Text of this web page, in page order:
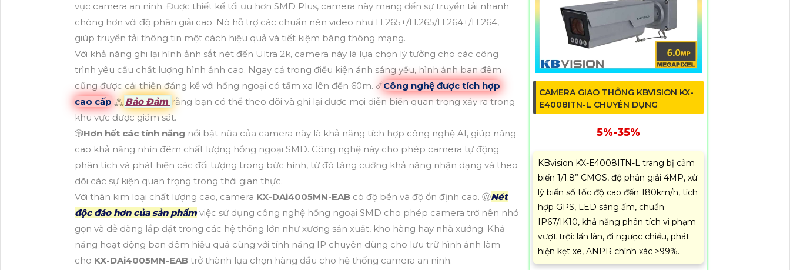
vực camera an ninh. Được thiết kế tối ưu hơn SMD Plus, camera này mang đến sự truyền tải nhanh
chóng hơn với độ phân giải cao. Nó hỗ trợ các chuẩn nén video như H.265+/H.265/H.264+/H.264,
giúp truyền tải thông tin một cách hiệu quả và tiết kiệm băng thông mạng.
Với khả năng ghi lại hình ảnh sắt nét đến Ultra 2k, camera này là lựa chọn lý tưởng cho các công
trình yêu cầu chất lượng hình ảnh cao. Ngay cả trong điều kiện ánh sáng yếu, hình ảnh ban đêm
cũng được cải thiện đáng kể với hồng ngoại có tầm xa lên đến 60m. ☄️Công nghệ được tích hợp
cao cấp ⁂Bảo Đảm rằng bạn có thể theo dõi và ghi lại được mọi diễn biến quan trọng xảy ra trong
khu vực được giám sát.
🎲Hơn hết các tính năng nổi bật nữa của camera này là khả năng tích hợp công nghệ AI, giúp nâng
cao khả năng nhìn đêm chất lượng hồng ngoại SMD. Công nghệ này cho phép camera tự động
phân tích và phát hiện các đối tượng trong bức hình, từ đó tăng cường khả năng nhận dạng và theo
dõi các sự kiện quan trọng trong thời gian thực.
Với thân kim loại chất lượng cao, camera KX-DAi4005MN-EAB có độ bền và độ ổn định cao. ⓌNét
độc đáo hơn của sản phẩm việc sử dụng công nghệ hồng ngoại SMD cho phép camera trở nên nhỏ
gọn và dễ dàng lắp đặt trong các hệ thống lớn như xưởng sản xuất, kho hàng hay nhà xưởng. Khả
năng hoạt động ban đêm hiệu quả cùng với tính năng IP chuyên dùng cho lưu trữ hình ảnh làm
cho KX-DAi4005MN-EAB trở thành lựa chọn hàng đầu cho hệ thống camera an ninh.
CAMERA GIAO THÔNG KBVISION KX-
E4008ITN-L CHUYÊN DỤNG
5%-35%
KBvision KX-E4008ITN-L trang bị cảm
biến 1/1.8” CMOS, độ phân giải 4MP, xử
lý biển số tốc độ cao đến 180km/h, tích
hợp GPS, LED sáng ấm, chuẩn
IP67/IK10, khả năng phân tích vi phạm
vượt trội: lấn làn, đi ngược chiều, phát
hiện kẹt xe, ANPR chính xác >99%.